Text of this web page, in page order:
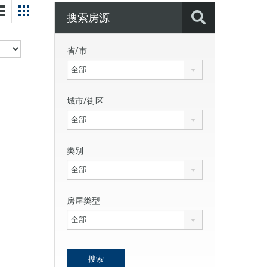
搜索房源
省/市
全部
城市/街区
全部
类别
全部
房屋类型
全部